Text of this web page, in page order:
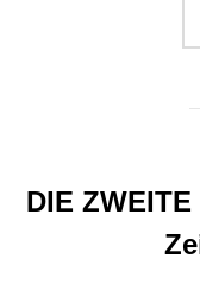
DIE